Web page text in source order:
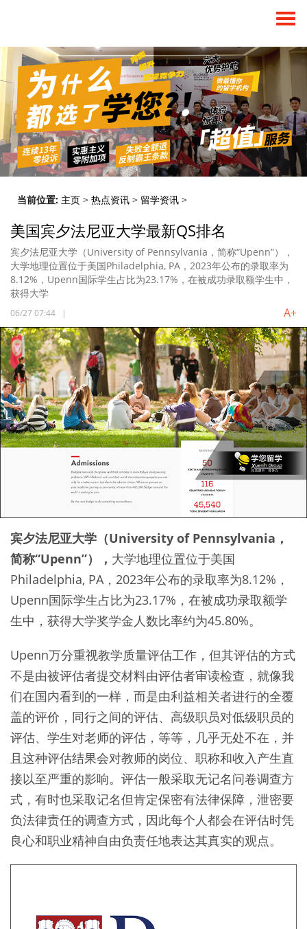
当前位置: 主页 > 热点资讯 > 留学资讯 >
美国宾夕法尼亚大学最新QS排名
宾夕法尼亚大学（University of Pennsylvania，简称“Upenn”），
大学地理位置位于美国Philadelphia, PA，2023年公布的录取率为
8.12%，Upenn国际学生占比为23.17%，在被成功录取额学生中，
获得大学
06/27 07:44 | A+
宾夕法尼亚大学（University of Pennsylvania，
简称“Upenn”）， 大学地理位置位于美国
Philadelphia, PA，2023年公布的录取率为8.12%，
Upenn国际学生占比为23.17%，在被成功录取额学
生中，获得大学奖学金人数比率约为45.80%。
Upenn万分重视教学质量评估工作，但其评估的方式
不是由被评估者提交材料由评估者审读检查，就像我
们在国内看到的一样，而是由利益相关者进行的全覆
盖的评价，同行之间的评估、高级职员对低级职员的
评估、学生对老师的评估，等等，几乎无处不在，并
且这种评估结果会对教师的岗位、职称和收入产生直
接以至严重的影响。评估一般采取无记名问卷调查方
式，有时也采取记名但肯定保密有法律保障，泄密要
负法律责任的调查方式，因此每个人都会在评估时凭
良心和职业精神自由负责任地表达其真实的观点。